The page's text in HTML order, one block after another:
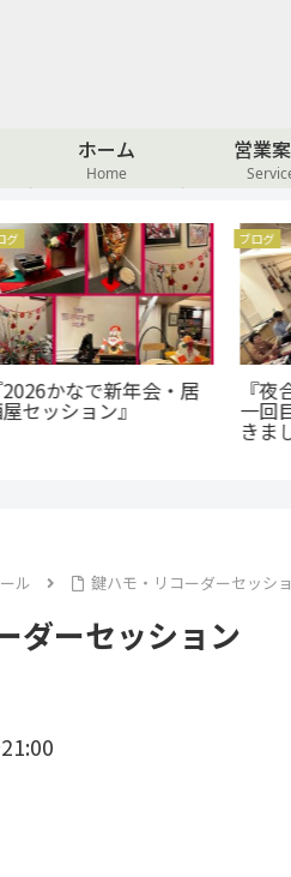
ホーム
Home
営業
ブログ
『夜合唱部』にぎやかな
一回目を迎えることがで
ル 鍵ハモ・リコーダーセッシ
ダーセッション